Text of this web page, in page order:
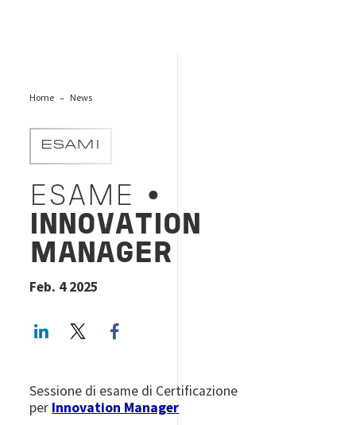
Home News
ESAMI
ESAME •
INNOVATION
MANAGER
Feb. 4 2025
LinkedInTwitter
Sessione di esame di Certificazione
per Innovation Manager